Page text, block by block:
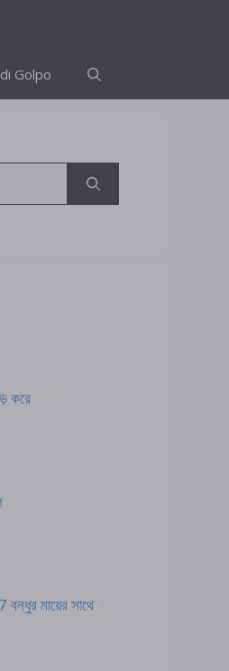
Golpo
করে
মায়ের সাথে